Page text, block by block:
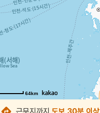
64km
64km
64km
64km
64km
64km
64km
64km